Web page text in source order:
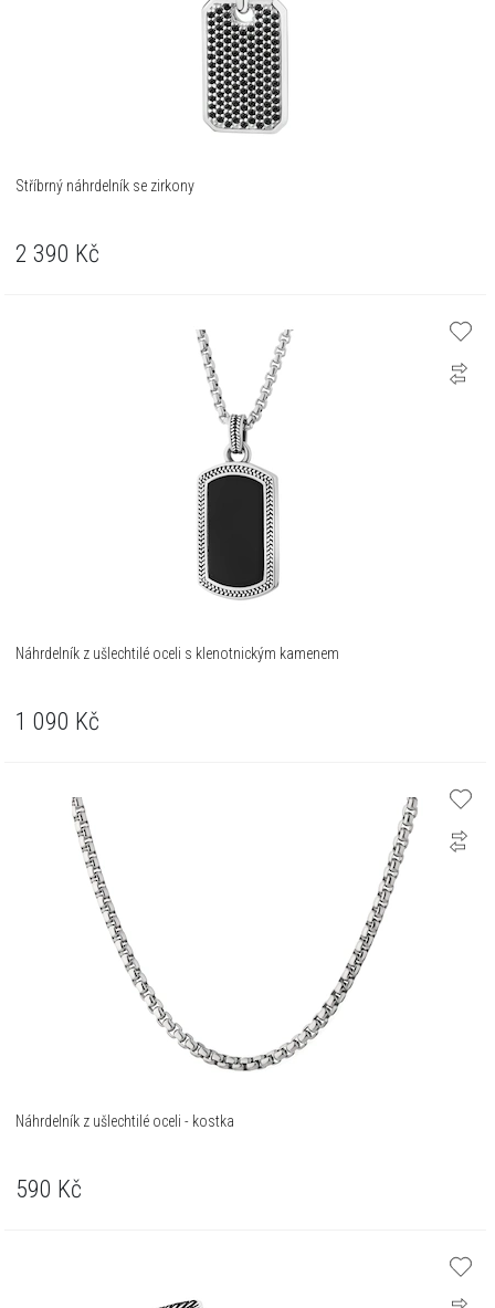
Stříbrný náhrdelník se zirkony
2 390 Kč
Náhrdelník z ušlechtilé oceli s klenotnickým kamenem
1 090 Kč
Náhrdelník z ušlechtilé oceli - kostka
590 Kč